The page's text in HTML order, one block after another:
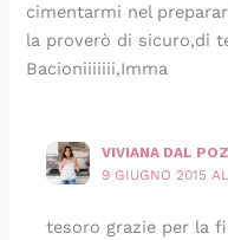
cimentarmi nel
la proverò di sicuro,di
Bacioniiiiiii,Imma
VIVIANA DAL
9 GIUGNO 2015
tesoro grazie per la